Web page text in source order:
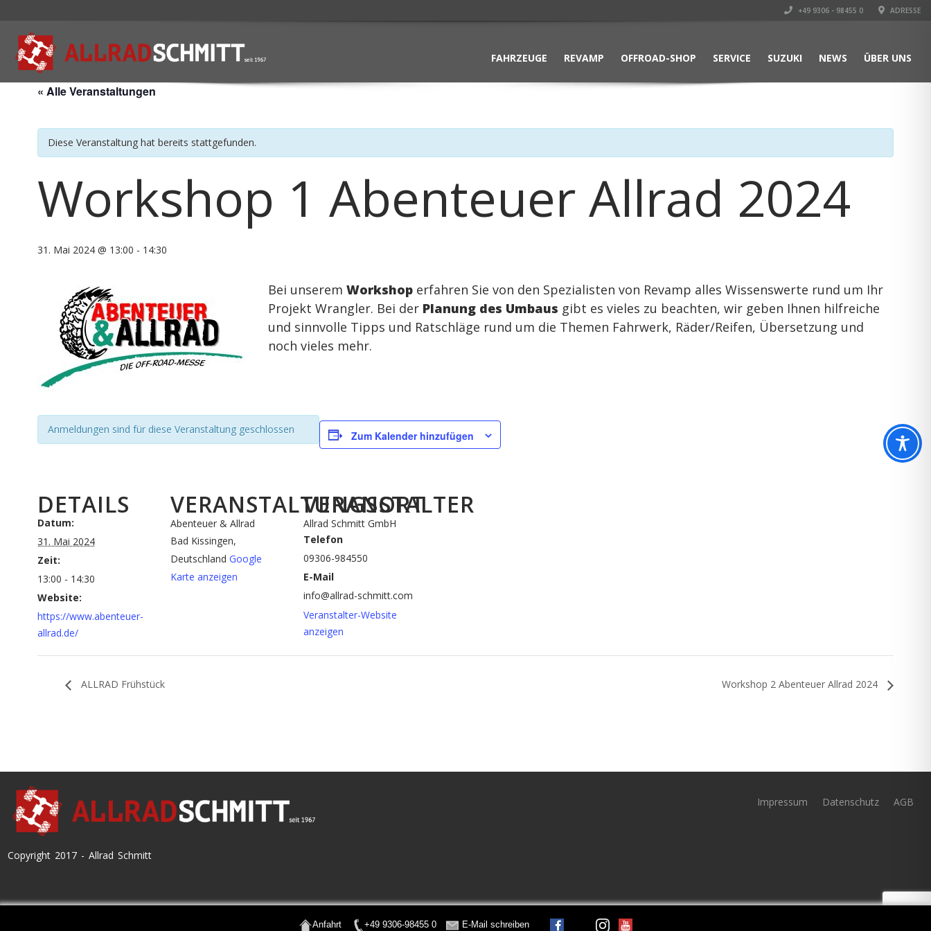
+49 9306 - 98455 0 ADRESSE
FAHRZEUGE REVAMP OFFROAD-SHOP SERVICE SUZUKI NEWS ÜBER UNS
« Alle Veranstaltungen
Diese Veranstaltung hat bereits stattgefunden.
Workshop 1 Abenteuer Allrad 2024
31. Mai 2024 @ 13:00 - 14:30
Bei unserem Workshop erfahren Sie von den Spezialisten von Revamp alles Wissenswerte rund um Ihr
Projekt Wrangler. Bei der Planung des Umbaus gibt es vieles zu beachten, wir geben Ihnen hilfreiche
und sinnvolle Tipps und Ratschläge rund um die Themen Fahrwerk, Räder/Reifen, Übersetzung und
noch vieles mehr.
Anmeldungen sind für diese Veranstaltung geschlossen Zum Kalender hinzufügen
DETAILS
Datum:
31. Mai 2024
Zeit:
13:00 - 14:30
Website:
https://www.abenteuer-
allrad.de/
VERANSTALTUNGSORT
Abenteuer & Allrad
Bad Kissingen,
Deutschland Google
Karte anzeigen
VERANSTALTER
Allrad Schmitt GmbH
Telefon
09306-984550
E-Mail
info@allrad-schmitt.com
Veranstalter-Website
anzeigen
ALLRAD Frühstück Workshop 2 Abenteuer Allrad 2024
Copyright 2017 - Allrad Schmitt
Impressum Datenschutz AGB
Anfahrt +49 9306-98455 0 E-Mail schreiben